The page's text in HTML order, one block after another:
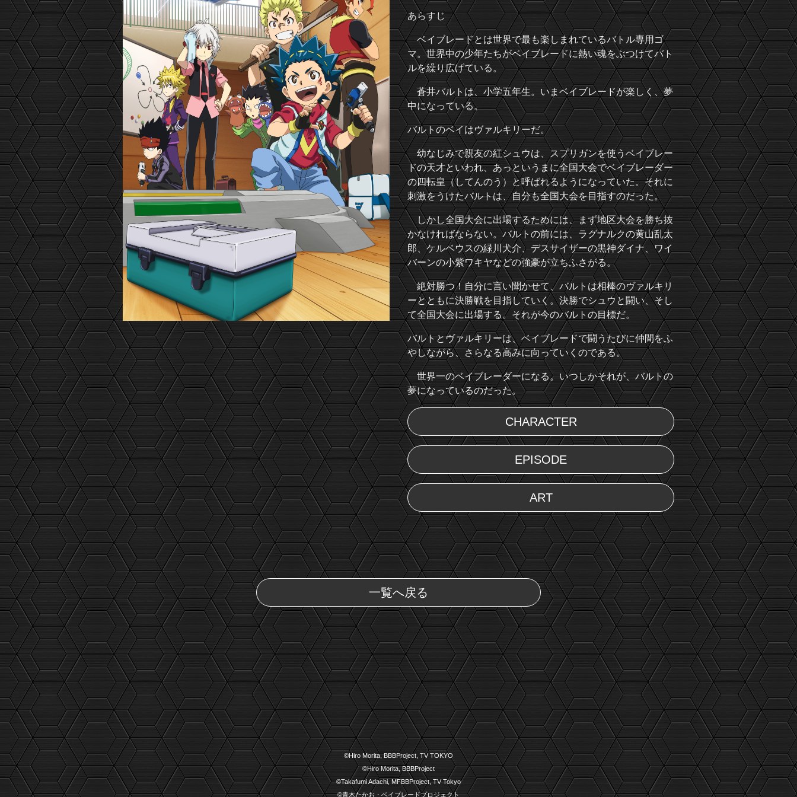
あらすじ
ベイブレードとは世界で最も楽しまれているバトル専用ゴ
マ。世界中の少年たちがベイブレードに熱い魂をぶつけてバト
ルを繰り広げている。
蒼井バルトは、小学五年生。いまベイブレードが楽しく、夢
中になっている。
バルトのベイはヴァルキリーだ。
幼なじみで親友の紅シュウは、スプリガンを使うベイブレー
ドの天才といわれ、あっというまに全国大会でベイブレーダー
の四転皇（してんのう）と呼ばれるようになっていた。それに
刺激をうけたバルトは、自分も全国大会を目指すのだった。
しかし全国大会に出場するためには、まず地区大会を勝ち抜
かなければならない。バルトの前には、ラグナルクの黄山乱太
郎、ケルベウスの緑川犬介、デスサイザーの黒神ダイナ、ワイ
バーンの小紫ワキヤなどの強豪が立ちふさがる。
絶対勝つ！自分に言い聞かせて、バルトは相棒のヴァルキリ
ーとともに決勝戦を目指していく。決勝でシュウと闘い、そし
て全国大会に出場する。それが今のバルトの目標だ。
バルトとヴァルキリーは、ベイブレードで闘うたびに仲間をふ
やしながら、さらなる高みに向っていくのである。
世界一のベイブレーダーになる。いつしかそれが、バルトの
夢になっているのだった。
CHARACTER
EPISODE
ART
一覧へ戻る
©Hiro Morita, BBBProject, TV TOKYO
©Hiro Morita, BBBProject
©Takafumi Adachi, MFBBProject, TV Tokyo
©青木たかお・ベイブレードプロジェクト